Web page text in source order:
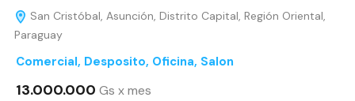
San Cristóbal, Asunción, Distrito Capital, Región Oriental,
Paraguay
Comercial, Desposito, Oficina, Salon
13.000.000 Gs x mes